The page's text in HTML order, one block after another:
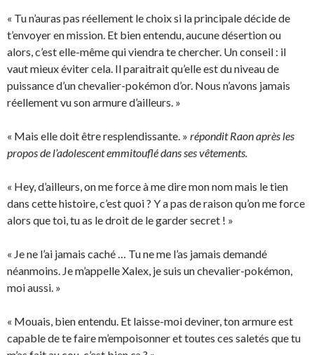
« Tu n’auras pas réellement le choix si la principale décide de
t’envoyer en mission. Et bien entendu, aucune désertion ou
alors, c’est elle-même qui viendra te chercher. Un conseil : il
vaut mieux éviter cela. Il paraitrait qu’elle est du niveau de
puissance d’un chevalier-pokémon d’or. Nous n’avons jamais
réellement vu son armure d’ailleurs. »
« Mais elle doit être resplendissante. » répondit Raon après les
propos de l’adolescent emmitouflé dans ses vêtements.
« Hey, d’ailleurs, on me force à me dire mon nom mais le tien
dans cette histoire, c’est quoi ? Y a pas de raison qu’on me force
alors que toi, tu as le droit de le garder secret ! »
« Je ne l’ai jamais caché … Tu ne me l’as jamais demandé
néanmoins. Je m’appelle Xalex, je suis un chevalier-pokémon,
moi aussi. »
« Mouais, bien entendu. Et laisse-moi deviner, ton armure est
capable de te faire m’empoisonner et toutes ces saletés que tu